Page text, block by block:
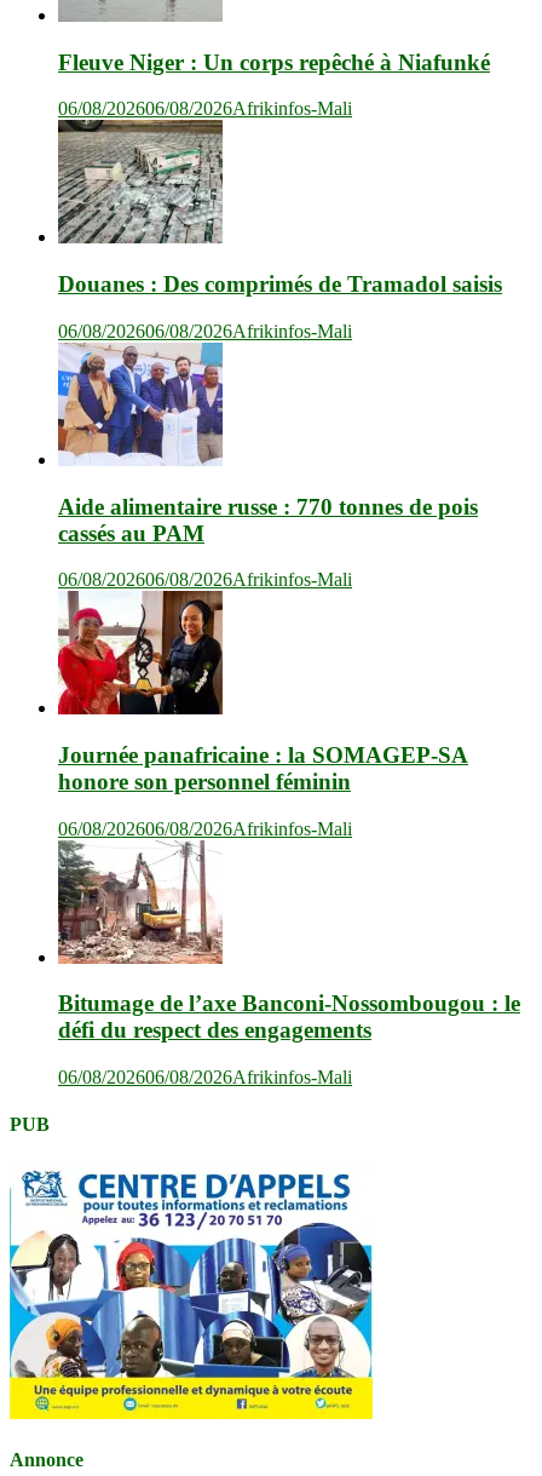
Fleuve Niger : Un corps repêché à Niafunké
06/08/202606/08/2026Afrikinfos-Mali
Douanes : Des comprimés de Tramadol saisis
06/08/202606/08/2026Afrikinfos-Mali
Aide alimentaire russe : 770 tonnes de pois
cassés au PAM
06/08/202606/08/2026Afrikinfos-Mali
Journée panafricaine : la SOMAGEP-SA
honore son personnel féminin
06/08/202606/08/2026Afrikinfos-Mali
Bitumage de l’axe Banconi-Nossombougou : le
défi du respect des engagements
06/08/202606/08/2026Afrikinfos-Mali
PUB
Annonce